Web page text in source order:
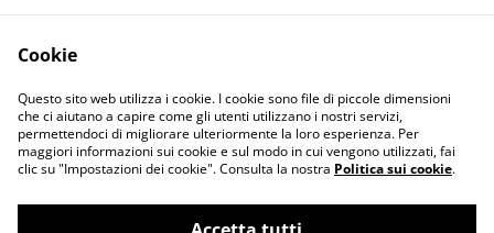
Informativa sulla
privacy
Terms and
conditions
Cookie
Questo sito web utilizza i cookie. I cookie sono file di piccole dimensioni
che ci aiutano a capire come gli utenti utilizzano i nostri servizi,
permettendoci di migliorare ulteriormente la loro esperienza. Per
maggiori informazioni sui cookie e sul modo in cui vengono utilizzati, fai
clic su "Impostazioni dei cookie". Consulta la nostra Politica sui cookie.